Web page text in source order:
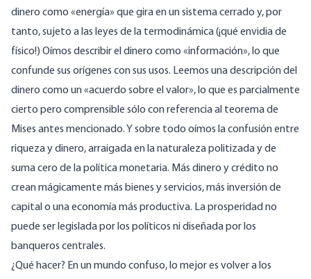
dinero como «energía» que gira en un sistema cerrado y, por
tanto, sujeto a las leyes de la termodinámica (¡qué envidia de
físico!) Oímos describir el dinero como «información», lo que
confunde sus orígenes con sus usos. Leemos una descripción del
dinero como un «acuerdo sobre el valor», lo que es parcialmente
cierto pero comprensible sólo con referencia al teorema de
Mises antes mencionado. Y sobre todo oímos la confusión entre
riqueza y dinero, arraigada en la naturaleza politizada y de
suma cero de la política monetaria. Más dinero y crédito no
crean mágicamente más bienes y servicios, más inversión de
capital o una economía más productiva. La prosperidad no
puede ser legislada por los políticos ni diseñada por los
banqueros centrales.
¿Qué hacer? En un mundo confuso, lo mejor es volver a los